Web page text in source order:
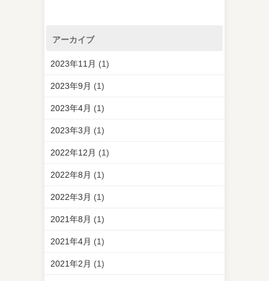
アーカイブ
2023年11月 (1)
2023年9月 (1)
2023年4月 (1)
2023年3月 (1)
2022年12月 (1)
2022年8月 (1)
2022年3月 (1)
2021年8月 (1)
2021年4月 (1)
2021年2月 (1)